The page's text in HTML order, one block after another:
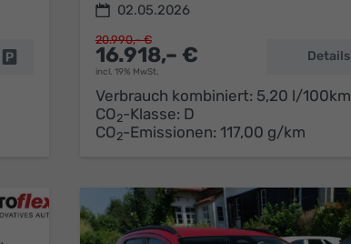
Fahrzeug parken
02.05.2026
16.918,– €
incl. 19% MwSt.
20.990,– €
Details
Verbrauch kombiniert: 5,20 l/100km
CO2-Klasse: D
CO2-Emissionen: 117,00 g/km